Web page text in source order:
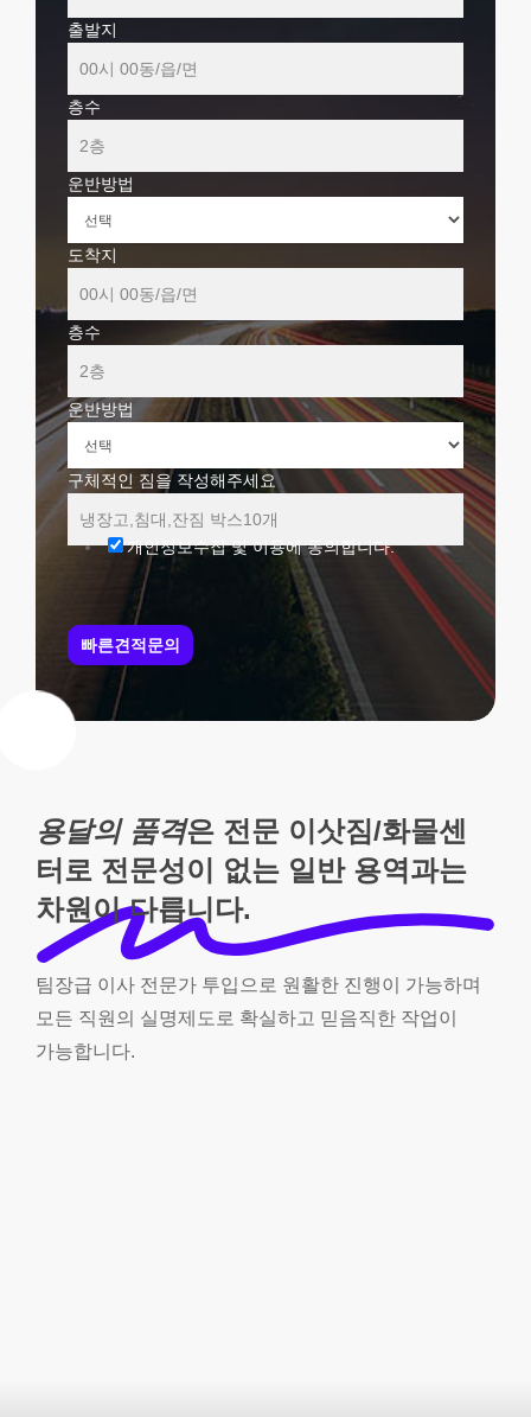
출발지
층수
운반방법
도착지
층수
운반방법
구체적인 짐을 작성해주세요
개인정보수집 및 이용에 동의합니다.
빠른견적문의
용달의 품격은 전문 이삿짐/화물센
터로 전문성이 없는 일반 용역과는
차원이 다릅니다.
팀장급 이사 전문가 투입으로 원활한 진행이
가능하며
모든 직원의 실명제도로 확실하고 믿음직한 작업이
가능합니다.